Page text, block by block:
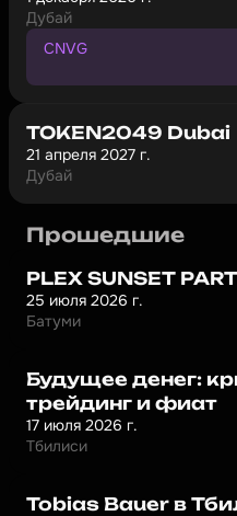
Дубай
CNVG
TOKEN2049 Dubai
21 апреля 2027 г.
Дубай
Прошедшие
PLEX SUNSET
25 июля 2026 г.
Батуми
Будущее денег:
трейдинг и фиат
17 июля 2026 г.
Тбилиси
Tobias Bauer в